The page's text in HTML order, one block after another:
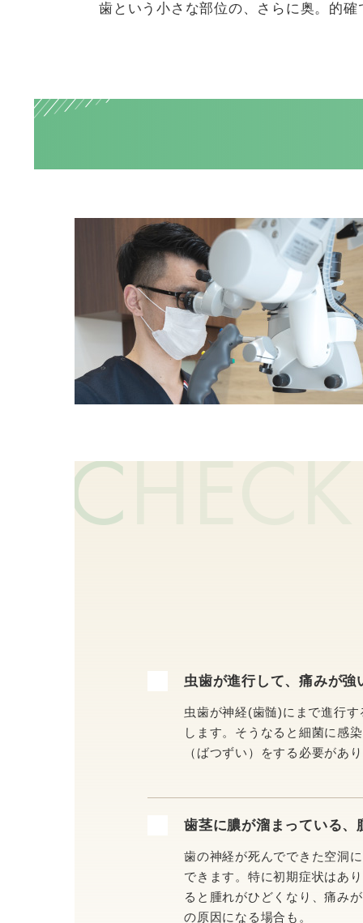
歯という小さな部位の、さらに奥。的
CHECK
虫歯が進行して、痛みが強
虫歯が神経(歯髄)にまで進行
します。そうなると細菌に感
（ばつずい）をする必要があ
歯茎に膿が溜まっている、
歯の神経が死んでできた空洞
できます。特に初期症状はあ
ると腫れがひどくなり、痛み
の原因になる場合も。